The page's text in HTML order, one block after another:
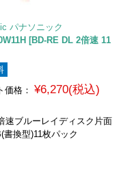
パナソニック
[BD-RE DL 2倍速 11
価格： ¥6,270(税込)
速ブルーレイディスク片面
書換型)11枚パック